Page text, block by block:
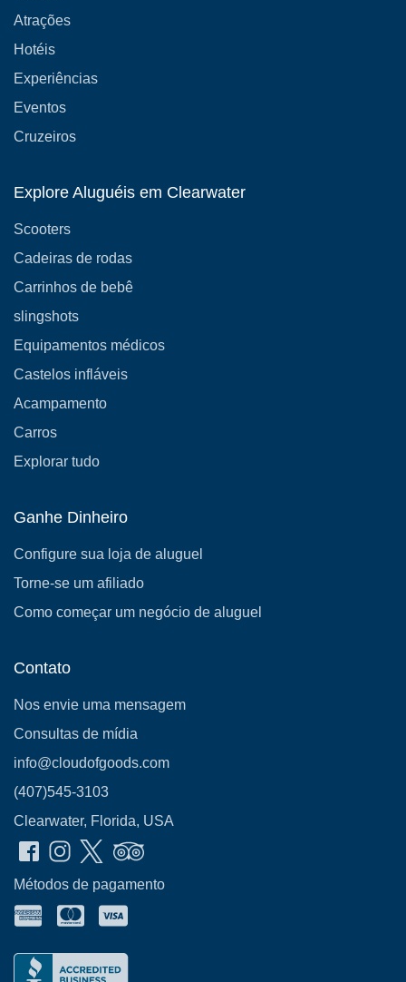
Atrações
Hotéis
Experiências
Eventos
Cruzeiros
Explore Aluguéis em Clearwater
Scooters
Cadeiras de rodas
Carrinhos de bebê
slingshots
Equipamentos médicos
Castelos infláveis
Acampamento
Carros
Explorar tudo
Ganhe Dinheiro
Configure sua loja de aluguel
Torne-se um afiliado
Como começar um negócio de aluguel
Contato
Nos envie uma mensagem
Consultas de mídia
info@cloudofgoods.com
(407)545-3103
Clearwater, Florida, USA
Métodos de pagamento